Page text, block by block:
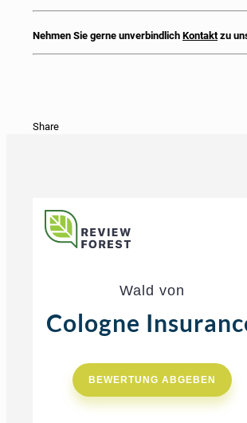
Nehmen Sie gerne unverbindlich Kontaktzu
Share
Wald von
Cologne
BEWERTUNG ABGEBEN